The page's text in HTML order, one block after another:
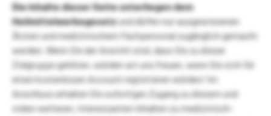
Die Inhalte dieser Seite unterliegen dem
Heilmittelwerbegesetzund dürfen nur ausgewiesenen
Ärzten und medizinischem Fachpersonal zugänglich gemacht
werden. Wenn Sie der Ansicht sind, dass Sie zu dieser
Zielgruppe gehören, würden wir uns freuen, wenn Sie sich für
einen kostenlosen Account registrieren würden! Im
Anschluss erhalten Sie sofortigen Zugang zu diesem und
vielen weiteren, interessanten Inhalten zu medizinisch-